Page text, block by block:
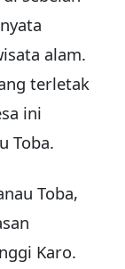
alam.
terletak
ini
Toba.
Toba,
Karo.